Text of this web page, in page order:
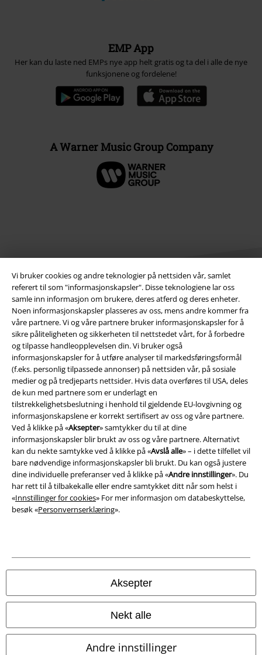
Vi bruker cookies og andre teknologier på nettsiden vår, samlet
referert til som "informasjonskapsler". Disse teknologiene lar oss
samle inn informasjon om brukere, deres atferd og deres enheter.
Noen informasjonskapsler plasseres av oss, mens andre kommer fra
våre partnere. Vi og våre partnere bruker informasjonskapsler for å
sikre påliteligheten og sikkerheten til nettstedet vårt, for å forbedre
og tilpasse handleopplevelsen din. Vi bruker også
informasjonskapsler for å utføre analyser til markedsføringsformål
(f.eks. personlig tilpassede annonser) på nettsiden vår, på sosiale
medier og på tredjeparts nettsider. Hvis data overføres til USA, deles
de kun med partnere som er underlagt en
tilstrekkelighetsbeslutning i henhold til gjeldende EU-lovgivning og
informasjonskapslene er korrekt sertifisert av oss og våre partnere.
Ved å klikke på «Aksepter» samtykker du til at dine
informasjonskapsler blir brukt av oss og våre partnere. Alternativt
kan du nekte samtykke ved å klikke på «Avslå alle» – i dette tilfellet vil
bare nødvendige informasjonskapsler bli brukt. Du kan også justere
dine individuelle preferanser ved å klikke på «Andre innstillinger». Du
har rett til å tilbakekalle eller endre samtykket ditt når som helst i
«Innstillinger for cookies» For mer informasjon om databeskyttelse,
besøk «Personvernserklæring».
Aksepter
Nekt alle
Andre innstillinger
EMP App
Her kan du laste ned EMPs nye app helt gratis og ta del i alle de nye
funksjonene og fordelene!
A Warner Music Group Company
Juridisk informasjon/Vilkår
Vilkår
Impressum
Konfidensialitetserklæring
Avfallshåndtering og miljøbeskyttelse
Samsvarserklæring
Innstillinger for cookies
Angre bestilling
EMP Online Shops
EMP International